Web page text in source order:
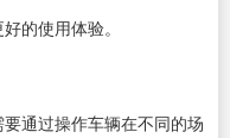
的使用体验。
通过操作车辆在不同的场